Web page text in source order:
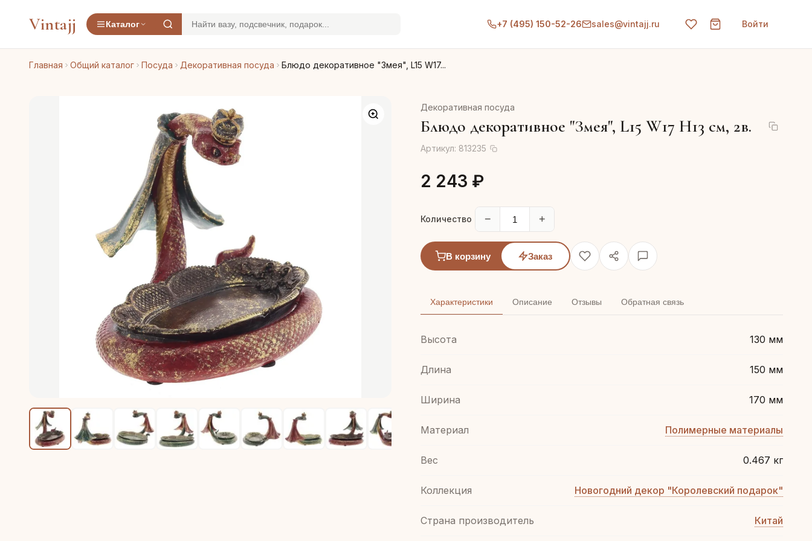
Vintajj Каталог +7 (495) 150-52-26 sales@vintajj.ru Войти
Главная Общий каталог Посуда Декоративная посуда Блюдо декоративное "Змея", L15 W17...
Декоративная посуда
Блюдо декоративное "Змея", L15 W17 H13 см, 2в.
Артикул: 813235
2 243 ₽
Количество − +
В корзину Заказ
Характеристики Описание Отзывы Обратная связь
Высота 130 мм
Длина 150 мм
Ширина 170 мм
Материал Полимерные материалы
Вес 0.467 кг
Коллекция Новогодний декор "Королевский подарок"
Страна производитель Китай